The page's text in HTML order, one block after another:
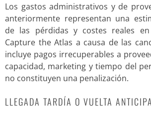
Los gastos administrativos y de
anteriormente representan una
de las pérdidas y costes reales
Capture the Atlas a causa de las
incluye pagos irrecuperables a
capacidad, marketing y tiempo del
no constituyen una penalización.
LLEGADA TARDÍA O VUELTA